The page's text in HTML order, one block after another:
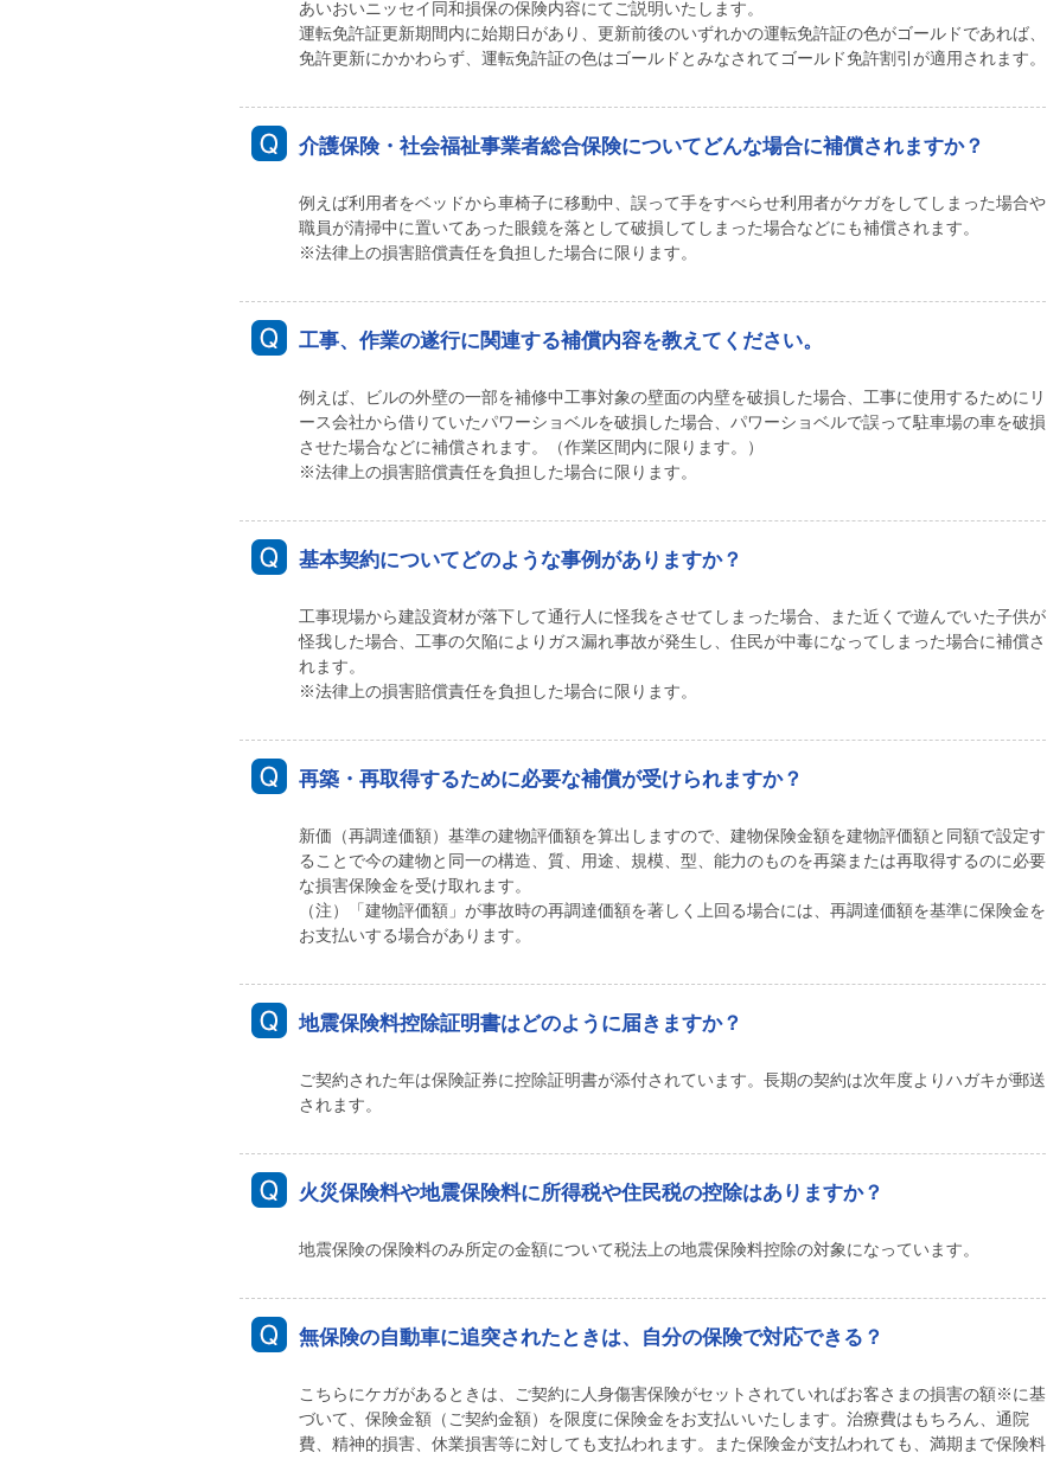
あいおいニッセイ同和損保の保険内容にてご説明いたします。
運転免許証更新期間内に始期日があり、更新前後のいずれかの運転免許証の色がゴールドであれば、
免許更新にかかわらず、運転免許証の色はゴールドとみなされてゴールド免許割引が適用されます。
介護保険・社会福祉事業者総合保険についてどんな場合に補償されますか？
例えば利用者をベッドから車椅子に移動中、誤って手をすべらせ利用者がケガをしてしまった場合や
職員が清掃中に置いてあった眼鏡を落として破損してしまった場合などにも補償されます。
※法律上の損害賠償責任を負担した場合に限ります。
工事、作業の遂行に関連する補償内容を教えてください。
例えば、ビルの外壁の一部を補修中工事対象の壁面の内壁を破損した場合、工事に使用するためにリ
ース会社から借りていたパワーショベルを破損した場合、パワーショベルで誤って駐車場の車を破損
させた場合などに補償されます。（作業区間内に限ります。）
※法律上の損害賠償責任を負担した場合に限ります。
基本契約についてどのような事例がありますか？
工事現場から建設資材が落下して通行人に怪我をさせてしまった場合、また近くで遊んでいた子供が
怪我した場合、工事の欠陥によりガス漏れ事故が発生し、住民が中毒になってしまった場合に補償さ
れます。
※法律上の損害賠償責任を負担した場合に限ります。
再築・再取得するために必要な補償が受けられますか？
新価（再調達価額）基準の建物評価額を算出しますので、建物保険金額を建物評価額と同額で設定す
ることで今の建物と同一の構造、質、用途、規模、型、能力のものを再築または再取得するのに必要
な損害保険金を受け取れます。
（注）「建物評価額」が事故時の再調達価額を著しく上回る場合には、再調達価額を基準に保険金を
お支払いする場合があります。
地震保険料控除証明書はどのように届きますか？
ご契約された年は保険証券に控除証明書が添付されています。長期の契約は次年度よりハガキが郵送
されます。
火災保険料や地震保険料に所得税や住民税の控除はありますか？
地震保険の保険料のみ所定の金額について税法上の地震保険料控除の対象になっています。
無保険の自動車に追突されたときは、自分の保険で対応できる？
こちらにケガがあるときは、ご契約に人身傷害保険がセットされていればお客さまの損害の額※に基
づいて、保険金額（ご契約金額）を限度に保険金をお支払いいたします。治療費はもちろん、通院
費、精神的損害、休業損害等に対しても支払われます。また保険金が支払われても、満期まで保険料